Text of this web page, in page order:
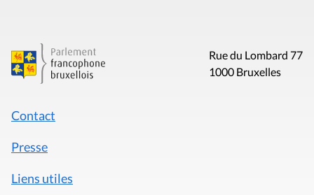
Rue du Lombard 77
1000 Bruxelles
Contact
Presse
Liens utiles